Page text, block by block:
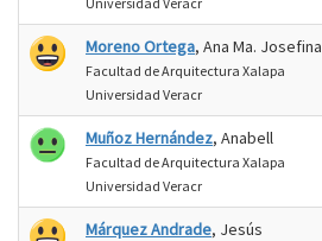
Moreno Ortega, Ana Ma. Josefina
Facultad de Arquitectura Xalapa
Universidad Veracr
Muñoz Hernández, Anabell
Facultad de Arquitectura Xalapa
Universidad Veracr
Márquez Andrade, Jesús